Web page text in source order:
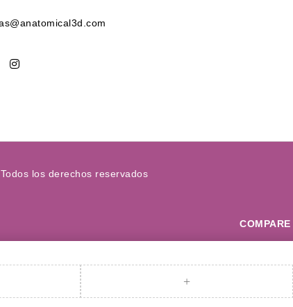
los derechos reservados
COMPARE